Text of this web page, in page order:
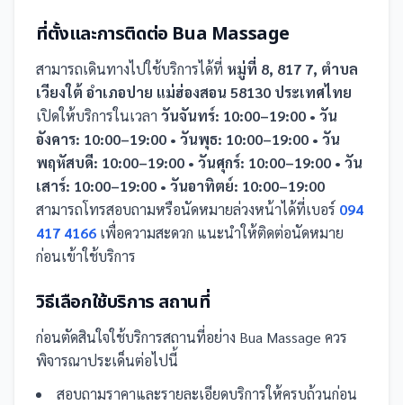
ที่ตั้งและการติดต่อ Bua Massage
สามารถเดินทางไปใช้บริการได้ที่ หมู่ที่ 8, 817 7, ตำบล
เวียงใต้ อำเภอปาย แม่ฮ่องสอน 58130 ประเทศไทย
เปิดให้บริการในเวลา วันจันทร์: 10:00–19:00 • วัน
อังคาร: 10:00–19:00 • วันพุธ: 10:00–19:00 • วัน
พฤหัสบดี: 10:00–19:00 • วันศุกร์: 10:00–19:00 • วัน
เสาร์: 10:00–19:00 • วันอาทิตย์: 10:00–19:00
สามารถโทรสอบถามหรือนัดหมายล่วงหน้าได้ที่เบอร์ 094
417 4166 เพื่อความสะดวก แนะนำให้ติดต่อนัดหมาย
ก่อนเข้าใช้บริการ
วิธีเลือกใช้บริการ สถานที่
ก่อนตัดสินใจใช้บริการสถานที่อย่าง Bua Massage ควร
พิจารณาประเด็นต่อไปนี้
สอบถามราคาและรายละเอียดบริการให้ครบถ้วนก่อน